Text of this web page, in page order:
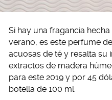
Si hay una fragancia
verano, es este perfume
acuosas de té y resalta su
extractos de madera
para este 2019 y por 45
botella de 100 ml.